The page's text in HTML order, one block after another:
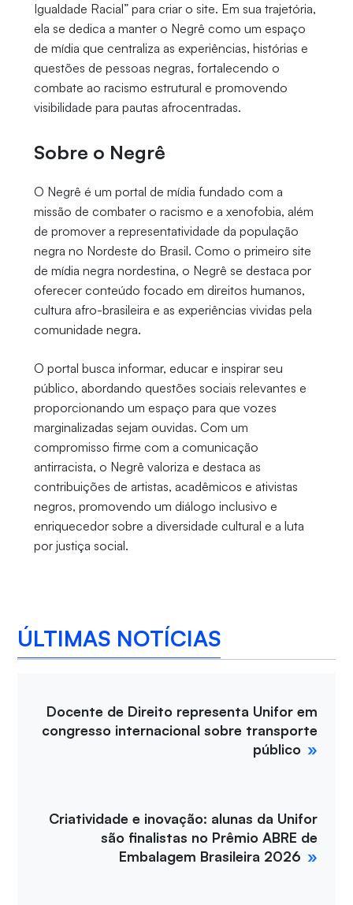
Igualdade Racial” para criar o site. Em sua trajetória,
ela se dedica a manter o Negrê como um espaço
de mídia que centraliza as experiências, histórias e
questões de pessoas negras, fortalecendo o
combate ao racismo estrutural e promovendo
visibilidade para pautas afrocentradas.
Sobre o Negrê
O Negrê é um portal de mídia fundado com a
missão de combater o racismo e a xenofobia, além
de promover a representatividade da população
negra no Nordeste do Brasil. Como o primeiro site
de mídia negra nordestina, o Negrê se destaca por
oferecer conteúdo focado em direitos humanos,
cultura afro-brasileira e as experiências vividas pela
comunidade negra.
O portal busca informar, educar e inspirar seu
público, abordando questões sociais relevantes e
proporcionando um espaço para que vozes
marginalizadas sejam ouvidas. Com um
compromisso firme com a comunicação
antirracista, o Negrê valoriza e destaca as
contribuições de artistas, acadêmicos e ativistas
negros, promovendo um diálogo inclusivo e
enriquecedor sobre a diversidade cultural e a luta
por justiça social.
ÚLTIMAS NOTÍCIAS
Docente de Direito representa Unifor em
congresso internacional sobre transporte
público
Criatividade e inovação: alunas da Unifor
são finalistas no Prêmio ABRE de
Embalagem Brasileira 2026